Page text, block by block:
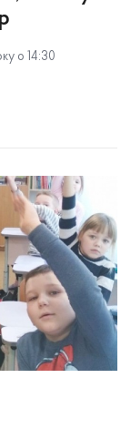
о 14:30